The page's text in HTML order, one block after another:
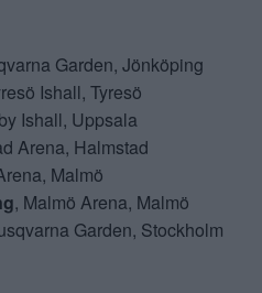
Garden, Jönköping
Ishall, Tyresö
Ishall, Uppsala
Arena, Halmstad
Malmö
, Malmö Arena, Malmö
Garden, Stockholm